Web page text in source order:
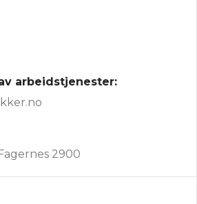
arbeidstjenester:
2900